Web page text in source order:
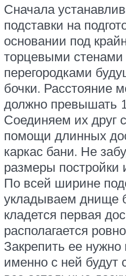
Сначала
подставки на
основании под
торцевыми стенами
перегородками
бочки. Расстояние
должно превышать
Соединяем их друг
помощи длинных
каркас бани. Не
размеры постройки
По всей ширине
укладываем днище
кладется первая
располагается
Закрепить ее
именно с ней будут